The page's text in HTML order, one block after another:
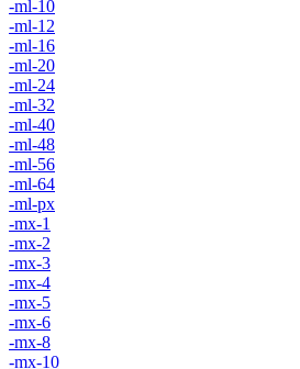
-ml-10
-ml-12
-ml-16
-ml-20
-ml-24
-ml-32
-ml-40
-ml-48
-ml-56
-ml-64
-ml-px
-mx-1
-mx-2
-mx-3
-mx-4
-mx-5
-mx-6
-mx-8
-mx-10